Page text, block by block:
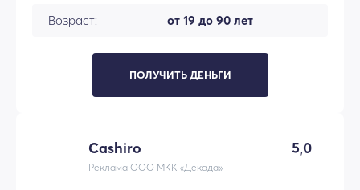
Возраст: от 19 до 90 лет
ПОЛУЧИТЬ ДЕНЬГИ
Cashiro 5,0
Реклама ООО МКК «Декада»